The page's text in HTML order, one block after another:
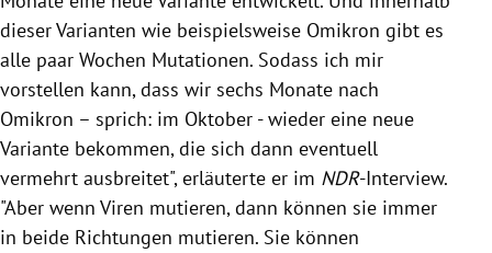
dieser Varianten wie beispielsweise Omikron gibt es
alle paar Wochen Mutationen. Sodass ich mir
vorstellen kann, dass wir sechs Monate nach
Omikron – sprich: im Oktober - wieder eine neue
Variante bekommen, die sich dann eventuell
vermehrt ausbreitet", erläuterte er im NDR-Interview.
"Aber wenn Viren mutieren, dann können sie immer
in beide Richtungen mutieren. Sie können